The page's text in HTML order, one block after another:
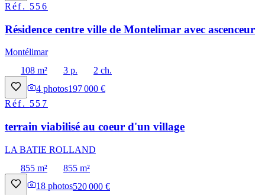
Réf. 556
Résidence centre ville de Montelimar avec ascenceur
Montélimar
108 m²
3 p.
2 ch.
4 photos197 000 €
Réf. 557
terrain viabilisé au coeur d'un village
LA BATIE ROLLAND
855 m²
855 m²
18 photos520 000 €